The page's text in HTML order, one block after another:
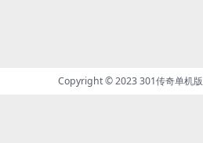
Copyright © 2023301传奇单机版